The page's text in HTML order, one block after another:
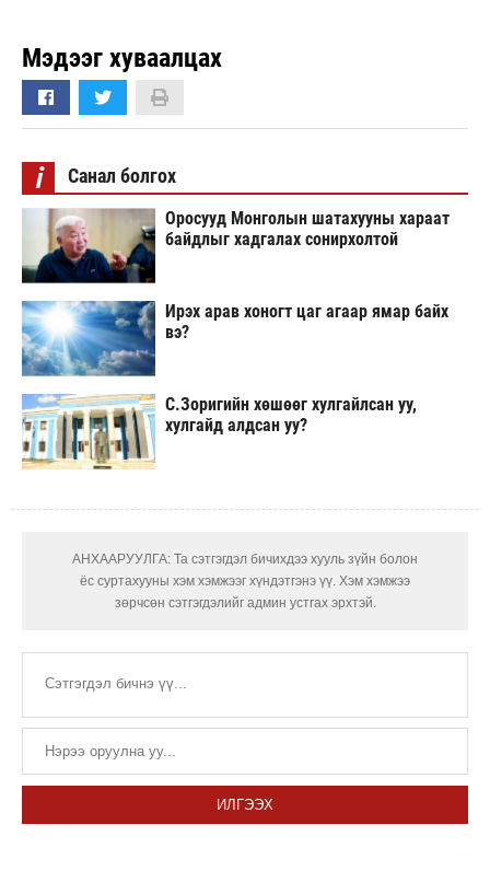
Мэдээг хуваалцах
i Санал болгох
Оросууд Монголын шатахууны хараат
байдлыг хадгалах сонирхолтой
Ирэх арав хоногт цаг агаар ямар байх
вэ?
С.Зоригийн хөшөөг хулгайлсан уу,
хулгайд алдсан уу?
АНХААРУУЛГА: Та сэтгэгдэл бичихдээ хууль зүйн болон
ёс суртахууны хэм хэмжээг хүндэтгэнэ үү. Хэм хэмжээ
зөрчсөн сэтгэгдэлийг админ устгах эрхтэй.
ИЛГЭЭХ